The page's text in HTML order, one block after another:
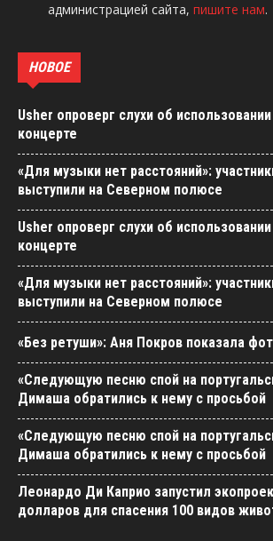
администрацией сайта, пишите нам.
НОВОЕ
Usher опроверг слухи об
концерте
«Для музыки нет расстояний»:
выступили на Северном полюсе
Usher опроверг слухи об
концерте
«Для музыки нет расстояний»:
выступили на Северном полюсе
«Без ретуши»: Аня Покров показала
«Следующую песню спой на
Димаша обратились к нему с просьбой
«Следующую песню спой на
Димаша обратились к нему с просьбой
Леонардо Ди Каприо запустил
долларов для спасения 100 видов